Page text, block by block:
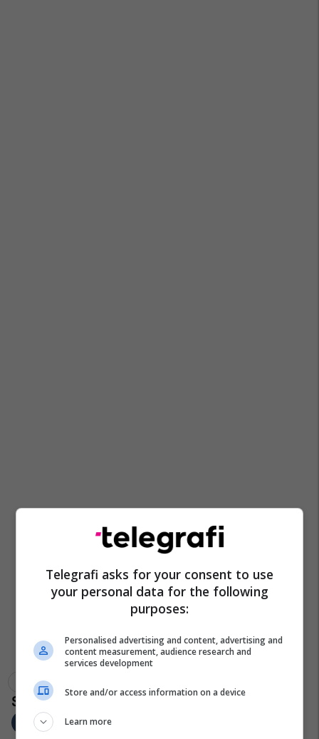
Avdullah Hoti
Telegrafi asks for your consent to use
your personal data for the following
purposes:
Personalised advertising and content, advertising and
content measurement, audience research and
services development
Store and/or access information on a device
Learn more